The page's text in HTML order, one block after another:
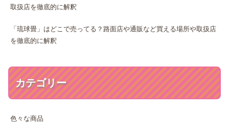
取扱店を徹底的に解釈
「琉球畳」はどこで売ってる？路面店や通販など買える場所や取扱店
を徹底的に解釈
カテゴリー
色々な商品